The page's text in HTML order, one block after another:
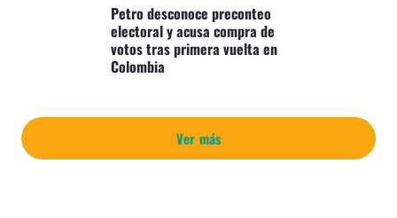
Ver más
Petro desconoce preconteo
electoral y acusa compra de
votos tras primera vuelta en
Colombia